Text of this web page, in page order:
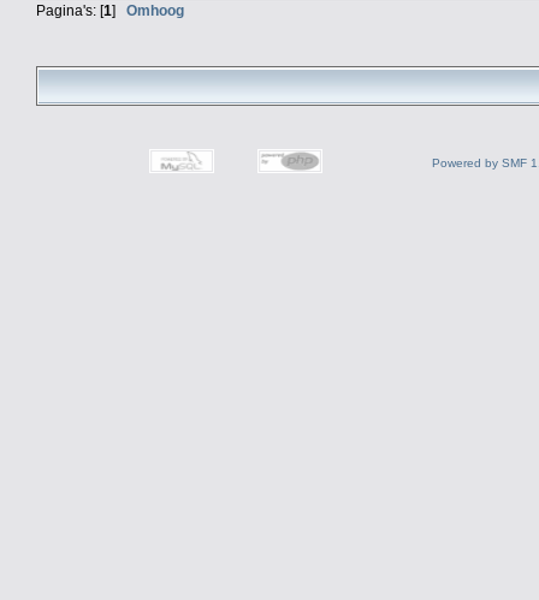
Pagina's: [1] Omhoog
Powered by SMF